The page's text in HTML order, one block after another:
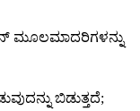
ಮೂಲಮಾದರಿಗಳನ್ನು
ಬಿಡುತ್ತದೆ;